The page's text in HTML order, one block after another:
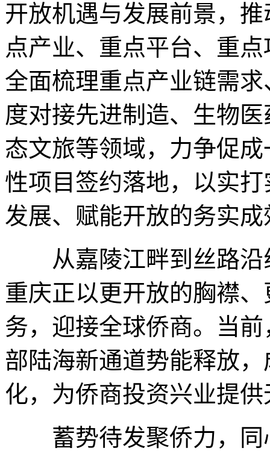
开放机遇与发展前景，
点产业、重点平台、重
全面梳理重点产业链需
度对接先进制造、生物
态文旅等领域，力争促
性项目签约落地，以实
发展、赋能开放的务实成
从嘉陵江畔到丝路沿
重庆正以更开放的胸襟
务，迎接全球侨商。当
部陆海新通道势能释放
化，为侨商投资兴业提
蓄势待发聚侨力，同